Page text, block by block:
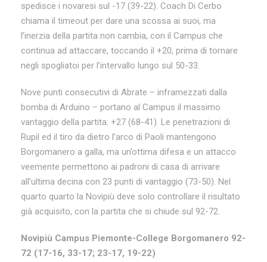
spedisce i novaresi sul -17 (39-22). Coach Di Cerbo
chiama il timeout per dare una scossa ai suoi, ma
l’inerzia della partita non cambia, con il Campus che
continua ad attaccare, toccando il +20, prima di tornare
negli spogliatoi per l’intervallo lungo sul 50-33.
Nove punti consecutivi di Abrate – inframezzati dalla
bomba di Arduino – portano al Campus il massimo
vantaggio della partita: +27 (68-41). Le penetrazioni di
Rupil ed il tiro da dietro l’arco di Paoli mantengono
Borgomanero a galla, ma un’ottima difesa e un attacco
veemente permettono ai padroni di casa di arrivare
all’ultima decina con 23 punti di vantaggio (73-50). Nel
quarto quarto la Novipiù deve solo controllare il risultato
già acquisito, con la partita che si chiude sul 92-72.
Novipiù Campus Piemonte-College Borgomanero 92-
72 (17-16, 33-17; 23-17, 19-22)